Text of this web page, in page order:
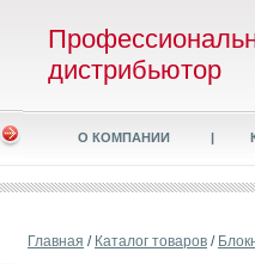
дистрибьютор
О КОМПАНИИ |
Главная / Каталог товаров /